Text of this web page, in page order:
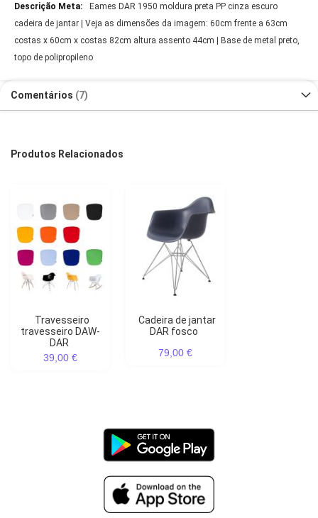
Eames DAR 1950 moldura preta PP cinza escuro
cadeira de jantar | Veja as dimensões da imagem: 60cm frente a 63cm
costas x 60cm x costas 82cm altura assento 44cm | Base de metal preto,
topo de polipropileno
Comentários 7
Produtos Relacionados
Travesseiro
travesseiro DAW-
DAR
39,00 €
Cadeira de jantar
DAR fosco
79,00 €